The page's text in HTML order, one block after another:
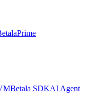
Prime
Betala SDKAI Agent